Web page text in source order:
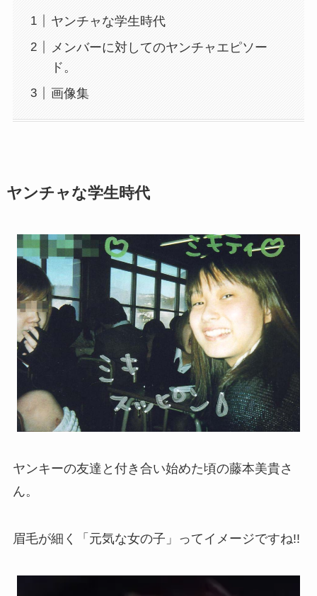
ヤンチャな学生時代
メンバーに対してのヤンチャエピソー
ド。
画像集
ヤンチャな学生時代
ヤンキーの友達と付き合い始めた頃の藤本美貴さ
ん。
眉毛が細く「元気な女の子」ってイメージですね!!